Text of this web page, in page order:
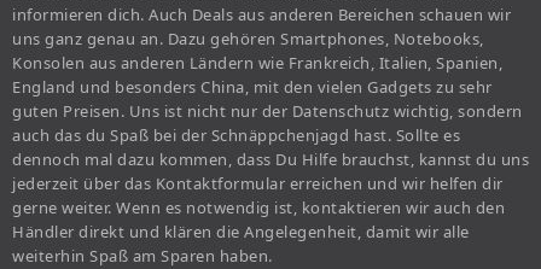
informieren dich. Auch Deals aus anderen Bereichen schauen wir
uns ganz genau an. Dazu gehören Smartphones, Notebooks,
Konsolen aus anderen Ländern wie Frankreich, Italien, Spanien,
England und besonders China, mit den vielen Gadgets zu sehr
guten Preisen. Uns ist nicht nur der Datenschutz wichtig, sondern
auch das du Spaß bei der Schnäppchenjagd hast. Sollte es
dennoch mal dazu kommen, dass Du Hilfe brauchst, kannst du uns
jederzeit über das Kontaktformular erreichen und wir helfen dir
gerne weiter. Wenn es notwendig ist, kontaktieren wir auch den
Händler direkt und klären die Angelegenheit, damit wir alle
weiterhin Spaß am Sparen haben.